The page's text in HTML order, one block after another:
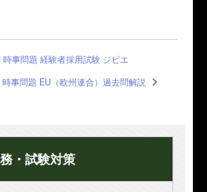
事問題 経験者採用試験 ジビエ
事問題 EU（欧州連合）過去問解説
・試験対策